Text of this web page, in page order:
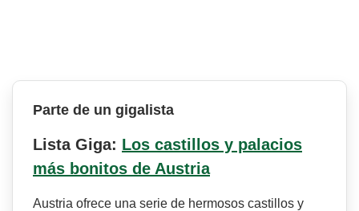
Parte de un gigalista
Lista Giga: Los castillos y palacios
más bonitos de Austria
Austria ofrece una serie de hermosos castillos y